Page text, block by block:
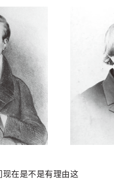
在是不是有理由这